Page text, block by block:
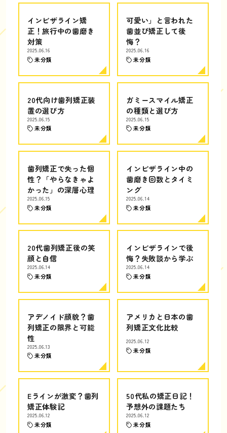
インビザライン矯
正！旅行中の歯磨き
対策
2025.06.16
未分類
可愛い」と言われた
歯並び矯正して後
悔？
2025.06.16
未分類
20代向け歯列矯正装
置の選び方
2025.06.15
未分類
ガミースマイル矯正
の種類と選び方
2025.06.15
未分類
歯列矯正で失った個
性？「やらなきゃよ
かった」の深層心理
2025.06.15
未分類
インビザライン中の
歯磨き回数とタイミ
ング
2025.06.14
未分類
20代歯列矯正後の笑
顔と自信
2025.06.14
未分類
インビザラインで後
悔？失敗談から学ぶ
2025.06.14
未分類
アデノイド顔貌？歯
列矯正の限界と可能
性
2025.06.13
未分類
アメリカと日本の歯
列矯正文化比較
2025.06.12
未分類
Eラインが激変？歯列
矯正体験記
2025.06.12
未分類
50代私の矯正日記！
予想外の課題たち
2025.06.12
未分類